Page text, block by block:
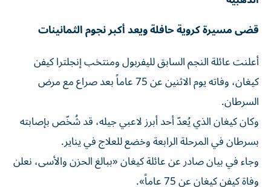
قضى مسيرة كروية حافلة ويعد أكبر نجوم الثمانينات
كيغان، وفاته يوم الاثنين عن 75 عاماً بعد صراع مع مرض
السرطان.
وكان كيغان الذي يُعدّ أحد أبرز لاعبي جيله، قد شُخّص بإصابته
بسرطان في المرحلة الرابعة وخضع للعلاج في يناير.
وجاء في بيان صادر عن عائلة كيغان «ببالغ الحزن والأسى، نعلن
وفاة كيفن كيغان عن 75 عاماً».